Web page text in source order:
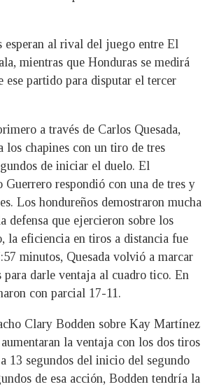
esperan al rival del juego entre El
mientras que Honduras se medirá
ese partido para disputar el tercer
a través de Carlos Quesada,
los chapines con un tiro de tres
de iniciar el duelo. El
Guerrero respondió con una de tres y
Los hondureños demostraron mucha
defensa que ejercieron sobre los
la eficiencia en tiros a distancia fue
minutos, Quesada volvió a marcar
para darle ventaja al cuadro tico. En
con parcial 17-11.
Clary Bodden sobre Kay Martínez
la ventaja con los dos tiros
13 segundos del inicio del segundo
de esa acción, Bodden tendría la